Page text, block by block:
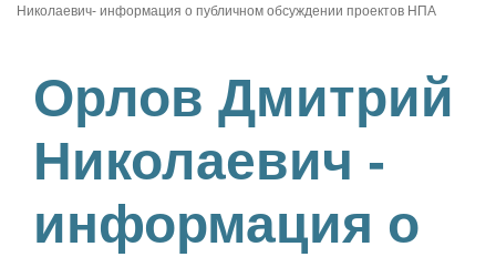
Николаевич- информация о публичном обсуждении проектов НПА
Орлов Дмитрий
Николаевич -
информация о